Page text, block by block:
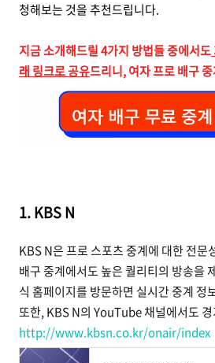
청해보는 것을 추천드립니다.
지금 소개해드릴 4가지 방법들 중에서도
래 링크로 공유드리니, 여자 프로 배구
1. KBS N
KBS N은 프로 스포츠 중계에 대한 전문
배구 중계에서도 높은 퀄리티의 방송을
식 홈페이지를 방문하면 실시간 중계 정
또한, KBS N의 YouTube 채널에서도
http://www.kbsn.co.kr/onair/index